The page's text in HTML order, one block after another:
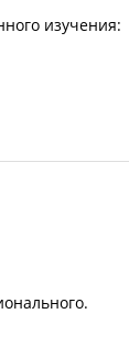
изучения: